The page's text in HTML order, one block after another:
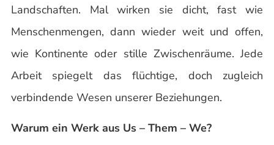
Landschaften. Mal wirken sie dicht, fast wie
Menschenmengen, dann wieder weit und offen,
wie Kontinente oder stille Zwischenräume. Jede
Arbeit spiegelt das flüchtige, doch zugleich
verbindende Wesen unserer Beziehungen.
Warum ein Werk aus Us – Them – We?